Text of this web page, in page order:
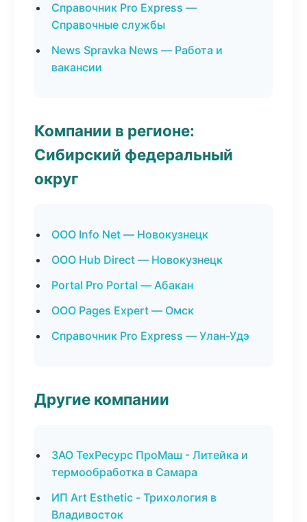
Справочник Pro Express —
Справочные службы
News Spravka News — Работа и
вакансии
Компании в регионе:
Сибирский федеральный
округ
ООО Info Net — Новокузнецк
ООО Hub Direct — Новокузнецк
Portal Pro Portal — Абакан
ООО Pages Expert — Омск
Справочник Pro Express — Улан-Удэ
Другие компании
ЗАО ТехРесурс ПроМаш - Литейка и
термообработка в Самара
ИП Art Esthetic - Трихология в
Владивосток